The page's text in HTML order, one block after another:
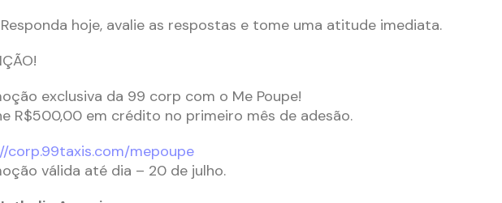
hoje, avalie as respostas e tome uma atitude imediata.
exclusiva da 99 corp com o Me Poupe!
R$500,00 em crédito no primeiro mês de adesão.
corp.99taxis.com/mepoupe
válida até dia – 20 de julho.